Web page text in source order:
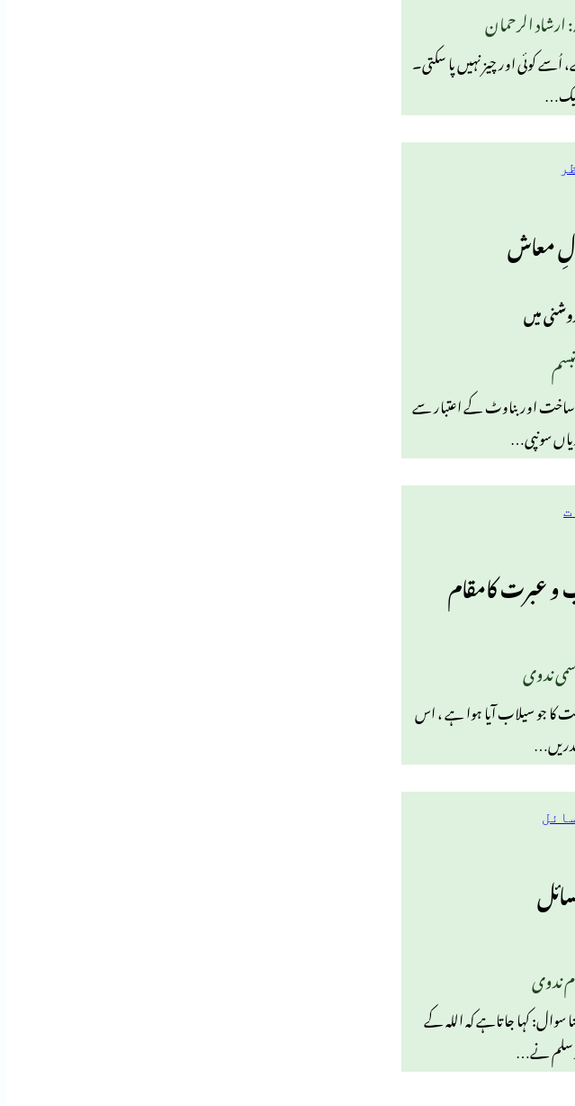
الرحمان
کوئی اور چیز نہیں پا سکتی۔
معاش
میں
اور بناوٹ کے اعتبار سے
سونپی…
و عبرت کامقام
ندوی
کا جو سیلاب آیا ہوا ہے ، اس
ندوی
کہا جاتاہے کہ اللہ کے
وسلم نے…